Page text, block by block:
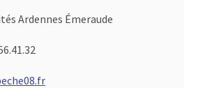
Ardennes Émeraude